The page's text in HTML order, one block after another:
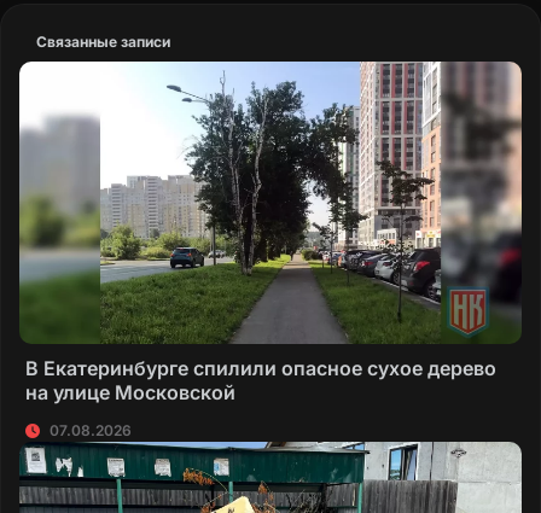
Связанные записи
В Екатеринбурге спилили опасное сухое дерево
на улице Московской
07.08.2026